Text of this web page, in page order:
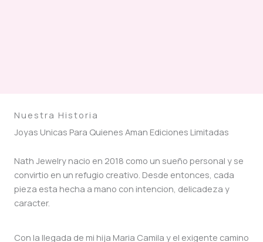
Nuestra Historia
Joyas Unicas Para Quienes Aman Ediciones Limitadas
Nath Jewelry nacio en 2018 como un sueño personal y se
convirtio en un refugio creativo. Desde entonces, cada
pieza esta hecha a mano con intencion, delicadeza y
caracter.
Con la llegada de mi hija Maria Camila y el exigente camino